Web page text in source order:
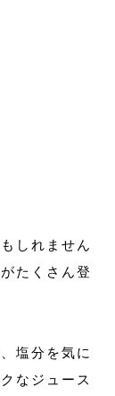
しれません
たくさん登
塩分を気に
なジュース